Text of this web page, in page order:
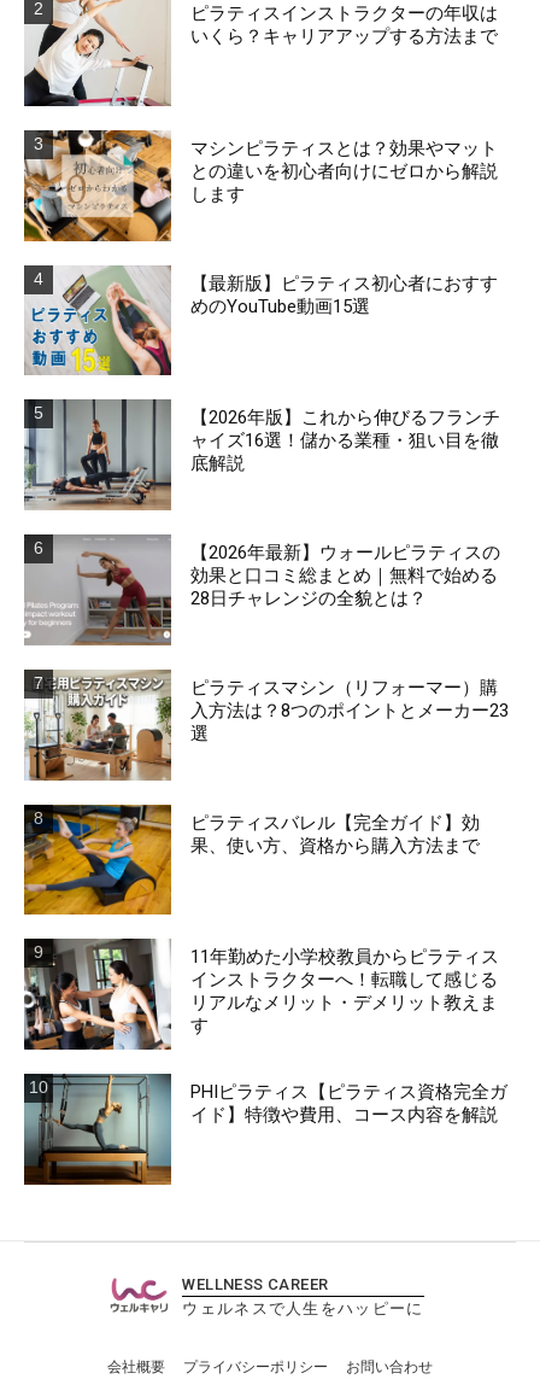
ピラティスインストラクターの年収は
いくら？キャリアアップする方法まで
マシンピラティスとは？効果やマット
との違いを初心者向けにゼロから解説
します
【最新版】ピラティス初心者におすす
めのYouTube動画15選
【2026年版】これから伸びるフランチ
ャイズ16選！儲かる業種・狙い目を徹
底解説
【2026年最新】ウォールピラティスの
効果と口コミ総まとめ｜無料で始める
28日チャレンジの全貌とは？
ピラティスマシン（リフォーマー）購
入方法は？8つのポイントとメーカー23
選
ピラティスバレル【完全ガイド】効
果、使い方、資格から購入方法まで
11年勤めた小学校教員からピラティス
インストラクターへ！転職して感じる
リアルなメリット・デメリット教えま
す
PHIピラティス【ピラティス資格完全ガ
イド】特徴や費用、コース内容を解説
WELLNESS CAREER
ウェルネスで人生をハッピーに
会社概要 プライバシーポリシー お問い合わせ